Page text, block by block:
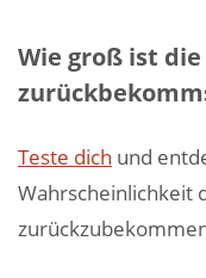
Wie groß ist die
Teste dich und
Wahrscheinlichkeit